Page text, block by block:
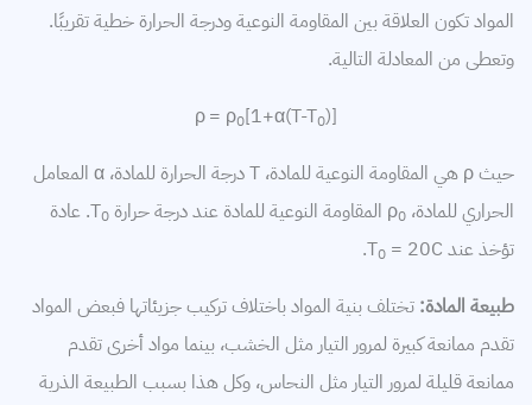
المواد تكون العلاقة بين المقاومة النوعية ودرجة الحرارة خطية تقريبًا.
وتعطى من المعادلة التالية.
[ρ
= ρ0[1+α(T-T0)
حيث ρ هي المقاومة النوعية للمادة، T درجة الحرارة للمادة، α المعامل
الحراري للمادة، ρ 0 المقاومة النوعية للمادة عند درجة حرارة T 0 . عادة
تؤخذ عند T
0 = 20C.
طبيعة المادة: تختلف بنية المواد باختلاف تركيب جزيئاتها فبعض المواد
تقدم ممانعة كبيرة لمرور التيار مثل الخشب، بينما مواد أخرى تقدم
ممانعة قليلة لمرور التيار مثل النحاس، وكل هذا بسبب الطبيعة الذرية